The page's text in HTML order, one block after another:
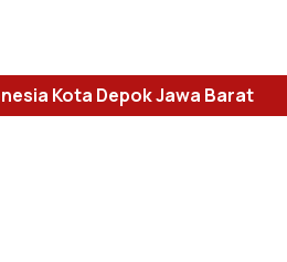
Kota Depok Jawa Barat